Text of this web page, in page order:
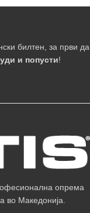
билтен, за први да
и попусти!
опрема
во Македонија.